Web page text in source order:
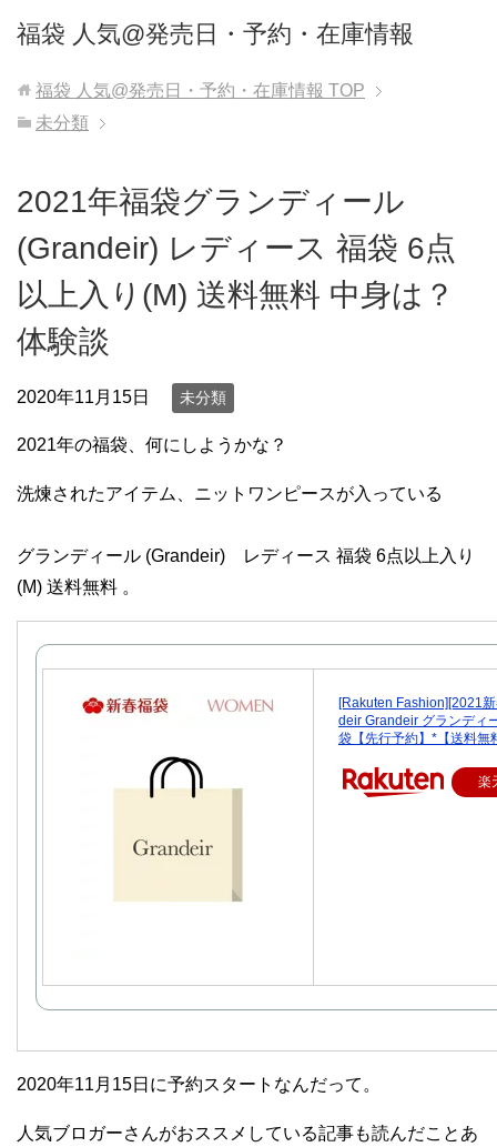
福袋 人気@発売日・予約・在庫情報
福袋 人気@発売日・予約・在庫情報 TOP
未分類
2021年福袋グランディール
(Grandeir) レディース 福袋 6点
以上入り(M) 送料無料 中身は？
体験談
2020年11月15日 未分類
2021年の福袋、何にしようかな？
洗煉されたアイテム、ニットワンピースが入っている
グランディール (Grandeir) レディース 福袋 6点以上入り
(M) 送料無料 。
[Rakuten Fashion][2021
deir Grandeir グランディ
袋【先行予約】*【送料無
楽
2020年11月15日に予約スタートなんだって。
人気ブロガーさんがおススメしている記事も読んだことあ